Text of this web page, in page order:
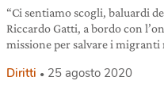
“Ci sentiamo scogli, baluardi
Riccardo Gatti, a bordo con
missione per salvare i
Diritti 25 agosto 2020